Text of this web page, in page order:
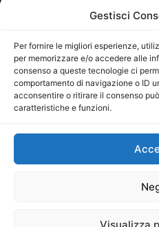
Gestisci
Per fornire le migliori esperienze,
per memorizzare e/o accedere alle
consenso a queste tecnologie ci
comportamento di navigazione o ID
acconsentire o ritirare il consenso
caratteristiche e funzioni.
29/09/
Direttore Editoriale:
Direttore
P.IVA:
Mercurio Comunicazione
iscritta al Registro degli